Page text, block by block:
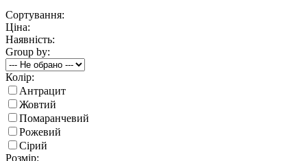
Сортування:
Ціна:
Наявність:
Group by:
Колір:
Антрацит
Жовтий
Помаранчевий
Рожевий
Сірий
Розмір: